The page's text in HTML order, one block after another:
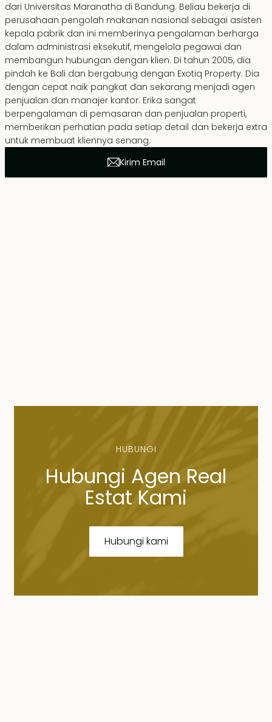
dari Universitas Maranatha di Bandung. Beliau bekerja di
perusahaan pengolah makanan nasional sebagai asisten
kepala pabrik dan ini memberinya pengalaman berharga
dalam administrasi eksekutif, mengelola pegawai dan
membangun hubungan dengan klien. Di tahun 2005, dia
pindah ke Bali dan bergabung dengan Exotiq Property. Dia
dengan cepat naik pangkat dan sekarang menjadi agen
penjualan dan manajer kantor. Erika sangat
berpengalaman di pemasaran dan penjualan properti,
memberikan perhatian pada setiap detail dan bekerja extra
untuk membuat kliennya senang.
Kirim Email
HUBUNGI
Hubungi Agen Real
Estat Kami
Hubungi kami